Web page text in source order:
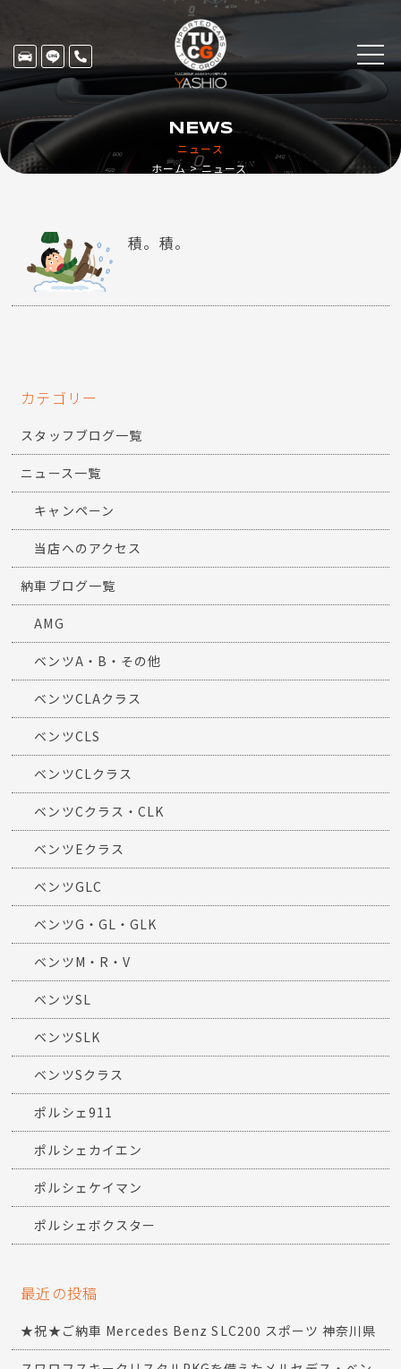
ニュース
NEWS
ホーム ニュース
積。積。
カテゴリー
スタッフブログ一覧
ニュース一覧
キャンペーン
当店へのアクセス
納車ブログ一覧
AMG
ベンツA・B・その他
ベンツCLAクラス
ベンツCLS
ベンツCLクラス
ベンツCクラス・CLK
ベンツEクラス
ベンツGLC
ベンツG・GL・GLK
ベンツM・R・V
ベンツSL
ベンツSLK
ベンツSクラス
ポルシェ911
ポルシェカイエン
ポルシェケイマン
ポルシェボクスター
最近の投稿
★祝★ご納車 Mercedes Benz SLC200 スポーツ 神奈川県